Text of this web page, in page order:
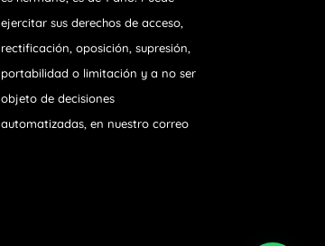
ejercitar sus derechos de acceso,
rectificación, oposición, supresión,
portabilidad o limitación y a no ser
objeto de decisiones
automatizadas, en nuestro correo